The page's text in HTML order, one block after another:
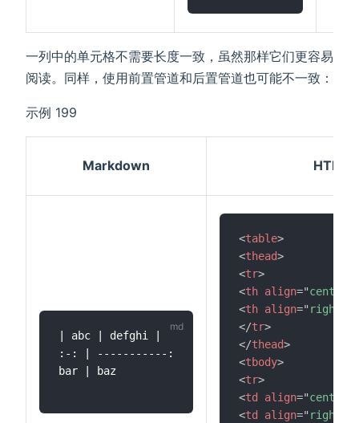
一列中的单元格不需要长度一致，虽然那样它们更容易
阅读。同样，使用前置管道和后置管道也可能不一致：
示例 199
Markdown HTML
| abc | defghi |
:-: | -----------:
bar | baz
<table>
<thead>
<tr>
<th align="center
<th align=" right
</tr>
</thead>
<tbody>
<tr>
<td align="center
<td align=" right